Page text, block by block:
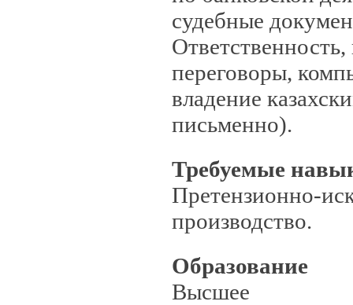
судебные
переговоры,
владение
письменно).
Требуемые
Претензионно-
производство.
Образование
Высшее